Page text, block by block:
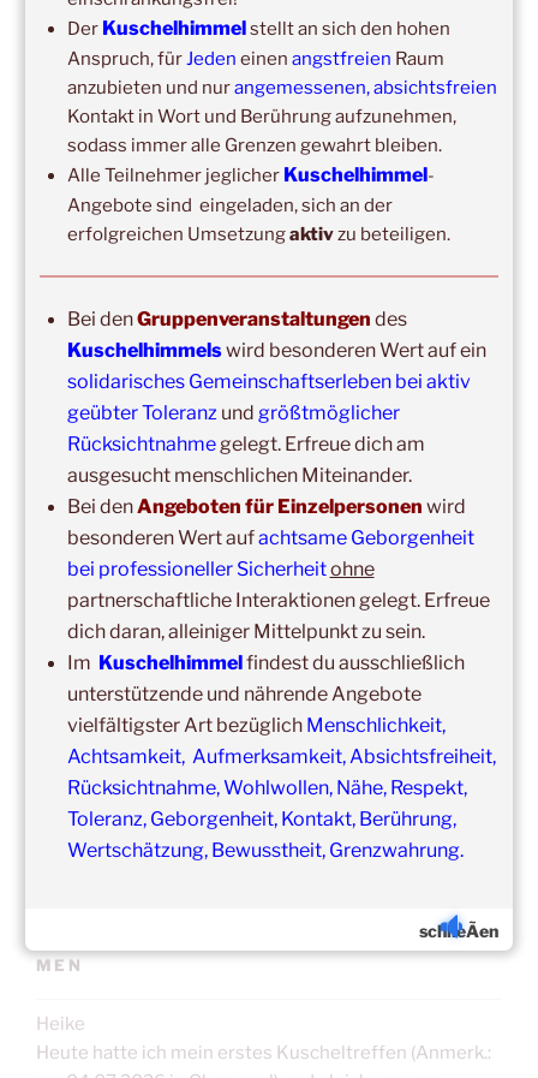
Wochenend-Event,17. Oktober 2026 –18. Oktober
2026–Wochenende für 2:1 Ausbildung
Copyright © 2017-2026
Kuschelhimmel
Alle Rechte vorbehalten.
Update:
UnsereGruppenveranstaltungen sind ohneEinschränkungen
in unseren Veranstaltungsräumen möglich!
Was schon immer galt und weiter gilt:Fühlst du dich krank
und/oder hast Erkältungssymptome, dann verzichte bitte
vorübergehend auf die Teilnahme.
Der nächste Termin ist nicht weit entfernt.
ERFAHRUNGSBERICHTE/TEILNEHMERSTIM
MEN
Heike
Heute hatte ich mein erstes Kuscheltreffen (Anmerk.:
schlieÃen
Der Kuschelhimmelstellt an sich den hohen
Anspruch, für Jeden einen angstfreien Raum
anzubieten und nurangemessenen, absichtsfreien
Kontakt in Wort und Berührung aufzunehmen,
sodass immer alle Grenzen gewahrt bleiben.
Alle Teilnehmer jeglicher Kuschelhimmel-
Angebote sind eingeladen, sich an der
erfolgreichen Umsetzungaktivzu beteiligen.
Bei denGruppenveranstaltungen des
Kuschelhimmelswird besonderen Wert auf ein
solidarisches Gemeinschaftserleben bei aktiv
geübter Toleranzund größtmöglicher
Rücksichtnahmegelegt. Erfreue dich am
ausgesucht menschlichen Miteinander.
Bei denAngeboten für Einzelpersonen wird
besonderen Wert aufachtsame Geborgenheit
bei professioneller Sicherheitohne
partnerschaftliche Interaktionen gelegt. Erfreue
dich daran, alleiniger Mittelpunkt zu sein.
Im Kuschelhimmelfindest du ausschließlich
unterstützende und nährende Angebote
vielfältigster Art bezüglich Menschlichkeit,
Achtsamkeit, Aufmerksamkeit, Absichtsfreiheit,
Rücksichtnahme, Wohlwollen, Nähe, Respekt,
Toleranz, Geborgenheit, Kontakt, Berührung,
Wertschätzung, Bewusstheit, Grenzwahrung.